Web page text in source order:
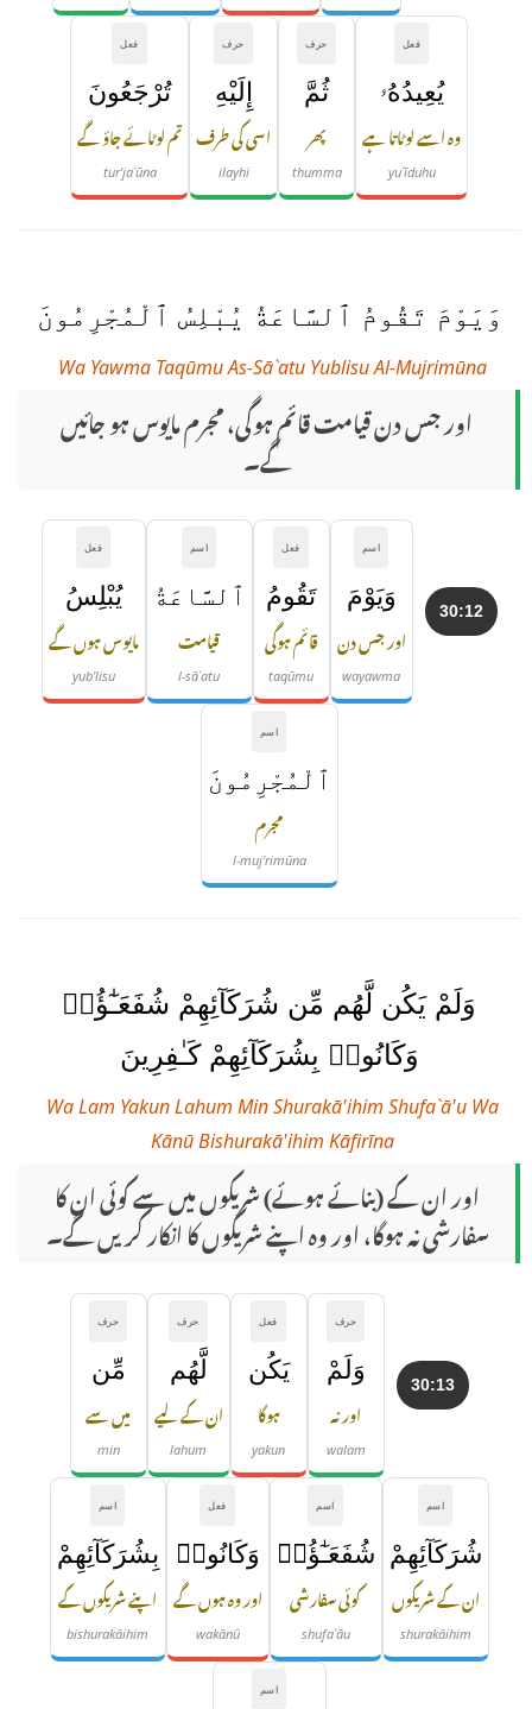
فعل
يُعِيدُهُۥ
وہ اسے لوٹاتا ہے
yuʿīduhu
حرف
ثُمَّ
پھر
thumma
حرف
إِلَيْهِ
اسی کی طرف
ilayhi
فعل
تُرْجَعُونَ
تم لوٹائے جاؤ گے
tur'jaʿūna
وَيَوْمَ تَقُومُ ٱلسَّاعَةُ يُبْلِسُ ٱلْمُجْرِمُونَ
Wa Yawma Taqūmu As-Sā`atu Yublisu Al-Mujrimūna
اور جس دن قیامت قائم ہوگی، مجرم مایوس ہو جائیں
گے۔
30:12
اسم
وَيَوْمَ
اور جس دن
wayawma
فعل
تَقُومُ
قائم ہوگی
taqūmu
اسم
ٱلسَّاعَةُ
قیامت
l-sāʿatu
فعل
يُبْلِسُ
مایوس ہوں گے
yub'lisu
اسم
ٱلْمُجْرِمُونَ
مجرم
l-muj'rimūna
وَلَمْ يَكُن لَّهُم مِّن شُرَكَآئِهِمْ شُفَعَـٰٓؤُا۟
وَكَانُوا۟ بِشُرَكَآئِهِمْ كَـٰفِرِينَ
Wa Lam Yakun Lahum Min Shurakā'ihim Shufa`ā'u Wa
Kānū Bishurakā'ihim Kāfirīna
اور ان کے (بنائے ہوئے) شریکوں میں سے کوئی ان کا
سفارشی نہ ہوگا، اور وہ اپنے شریکوں کا انکار کریں گے۔
30:13
حرف
وَلَمْ
اور نہ
walam
فعل
يَكُن
ہوگا
yakun
حرف
لَّهُم
ان کے لیے
lahum
حرف
مِّن
میں سے
min
اسم
شُرَكَآئِهِمْ
ان کے شریکوں
shurakāihim
اسم
شُفَعَـٰٓؤُا۟
کوئی سفارشی
shufaʿāu
فعل
وَكَانُوا۟
اور وہ ہوں گے
wakānū
اسم
بِشُرَكَآئِهِمْ
اپنے شریکوں کے
bishurakāihim
اسم